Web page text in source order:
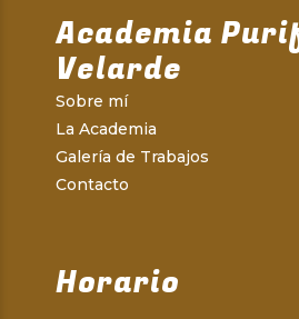
Academia
Velarde
Sobre mí
La Academia
Galería de Trabajos
Contacto
Horario